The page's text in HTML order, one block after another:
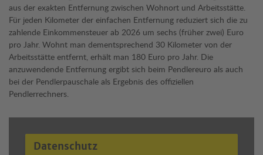
aus der exakten Entfernung zwischen Wohnort und Arbeitsstätte.
Für jeden Kilometer der einfachen Entfernung reduziert sich die zu
zahlende Einkommensteuer ab 2026 um sechs (früher zwei) Euro
pro Jahr. Wohnt man dementsprechend 30 Kilometer von der
Arbeitsstätte entfernt, erhält man 180 Euro pro Jahr. Die
anzuwendende Entfernung ergibt sich beim Pendlereuro als auch
bei der Pendlerpauschale als Ergebnis des offiziellen
Pendlerrechners.
Datenschutz